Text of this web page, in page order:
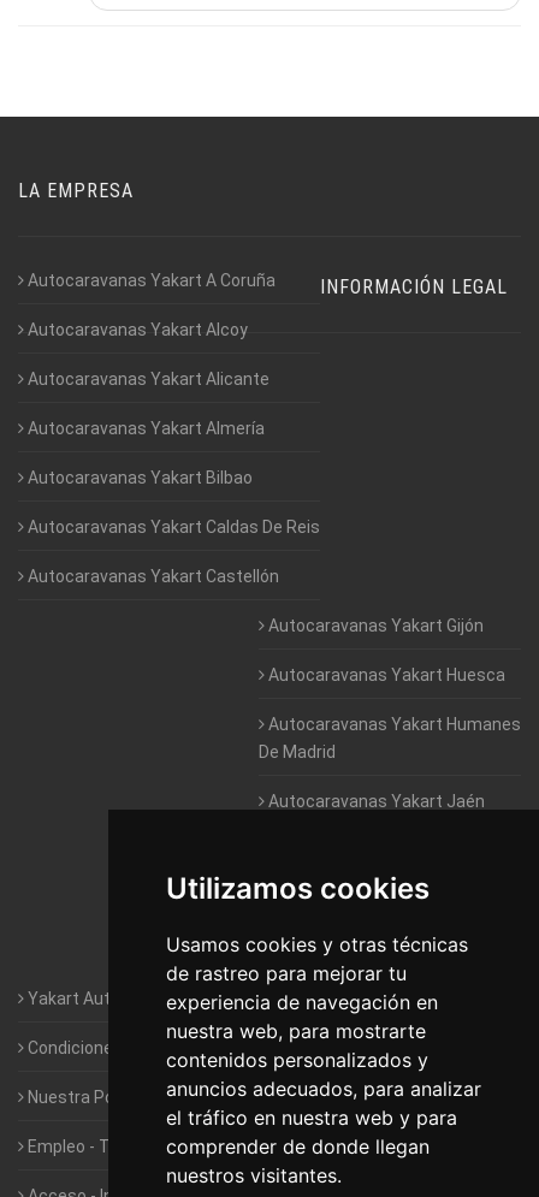
Utilizamos cookies
Usamos cookies y otras técnicas
de rastreo para mejorar tu
experiencia de navegación en
nuestra web, para mostrarte
contenidos personalizados y
anuncios adecuados, para analizar
el tráfico en nuestra web y para
comprender de donde llegan
nuestros visitantes.
LA EMPRESA
Autocaravanas Yakart A Coruña
Autocaravanas Yakart Alcoy
Autocaravanas Yakart Alicante
Autocaravanas Yakart Almería
Autocaravanas Yakart Bilbao
Autocaravanas Yakart Caldas De Reis
Autocaravanas Yakart Castellón
Autocaravanas Yakart Gijón
Autocaravanas Yakart Huesca
Autocaravanas Yakart Humanes
De Madrid
Autocaravanas Yakart Jaén
Autocaravanas Yakart Valencia
Autocaravanas Yakart Vitoria
INFORMACIÓN LEGAL
Yakart Autocaravanas · La empresa
Condiciones de Alquiler de Yakart
Nuestra Política de Privacidad
Empleo - Trabaja con nosotros